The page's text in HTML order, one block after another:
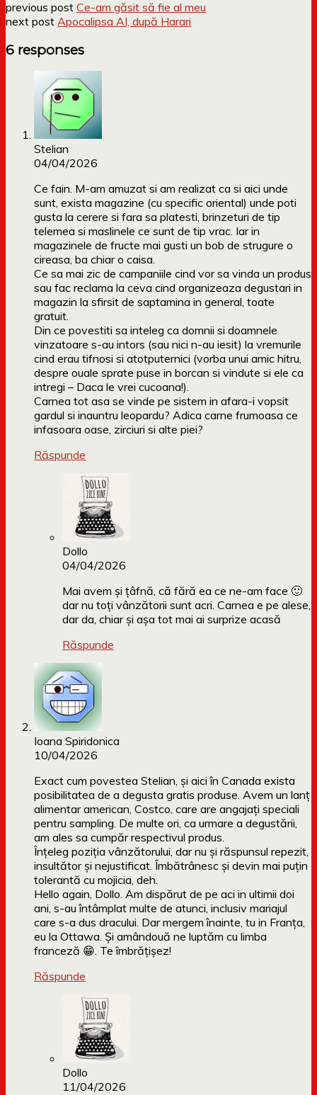
previous post Ce-am găsit să fie al meu
next post Apocalipsa AI, după Harari
6 responses
Stelian
04/04/2026
Ce fain. M-am amuzat si am realizat ca si aici unde
sunt, exista magazine (cu specific oriental) unde poti
gusta la cerere si fara sa platesti, brinzeturi de tip
telemea si maslinele ce sunt de tip vrac. Iar in
magazinele de fructe mai gusti un bob de strugure o
cireasa, ba chiar o caisa.
Ce sa mai zic de campaniile cind vor sa vinda un produs
sau fac reclama la ceva cind organizeaza degustari in
magazin la sfirsit de saptamina in general, toate
gratuit.
Din ce povestiti sa inteleg ca domnii si doamnele
vinzatoare s-au intors (sau nici n-au iesit) la vremurile
cind erau tifnosi si atotputernici (vorba unui amic hitru,
despre ouale sprate puse in borcan si vindute si ele ca
intregi – Daca le vrei cucoana!).
Carnea tot asa se vinde pe sistem in afara-i vopsit
gardul si inauntru leopardu? Adica carne frumoasa ce
infasoara oase, zirciuri si alte piei?
Răspunde
Dollo
04/04/2026
Mai avem şi țâfnă, că fără ea ce ne-am face 🙂
dar nu toți vânzătorii sunt acri. Carnea e pe alese,
dar da, chiar şi aşa tot mai ai surprize acasă
Răspunde
Ioana Spiridonica
10/04/2026
Exact cum povestea Stelian, și aici în Canada exista
posibilitatea de a degusta gratis produse. Avem un lanț
alimentar american, Costco, care are angajați speciali
pentru sampling. De multe ori, ca urmare a degustării,
am ales sa cumpăr respectivul produs.
Înțeleg poziția vânzătorului, dar nu și răspunsul repezit,
insultător și nejustificat. Îmbătrânesc și devin mai puțin
tolerantă cu mojicia, deh.
Hello again, Dollo. Am dispărut de pe aci in ultimii doi
ani, s-au întâmplat multe de atunci, inclusiv mariajul
care s-a dus dracului. Dar mergem înainte, tu in Franța,
eu la Ottawa. Și amândouă ne luptăm cu limba
franceză 😁. Te îmbrățișez!
Răspunde
Dollo
11/04/2026